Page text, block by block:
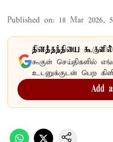
Published on: 18 Mar 2026,
தினத்தந்தியை
கூகுள் செய்திகளில்
உடனுக்குடன் பெற
Add